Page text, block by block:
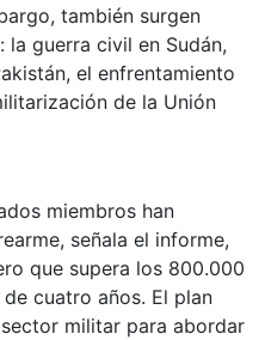
también surgen
guerra civil en Sudán,
el enfrentamiento
de la Unión
miembros han
señala el informe,
que supera los 800.000
cuatro años. El plan
militar para abordar